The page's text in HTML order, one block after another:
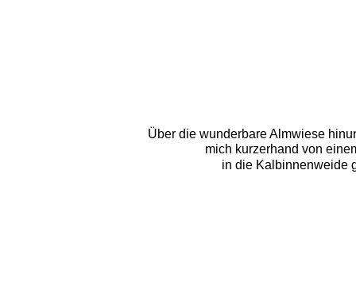
Über die wunderbare Almwiese
mich kurzerhand von
in die Kalbinnenweide